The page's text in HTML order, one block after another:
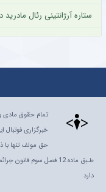
ستاره آرژانتینی رئال
خبرگزاری فوتبال
حق مولف تنها با
طـبق ماده 12 فصل سوم
دارد